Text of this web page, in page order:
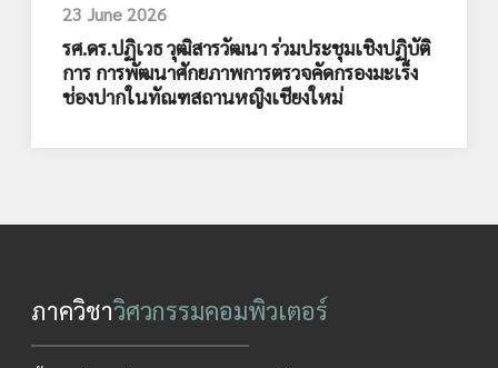
23 June 2026
รศ.ดร.ปฏิเวธ วุฒิสารวัฒนา ร่วมประชุมเชิงปฏิบัติ
การ การพัฒนาศักยภาพการตรวจคัดกรองมะเร็ง
ช่องปากในทัณฑสถานหญิงเชียงใหม่
ภาควิชาวิศวกรรมคอมพิวเตอร์